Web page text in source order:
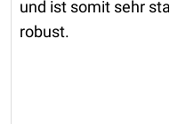
und ist somit sehr
robust.